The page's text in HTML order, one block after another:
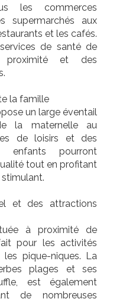
les commerces
supermarchés aux
et les cafés.
de santé de
proximité et des
la famille
un large éventail
la maternelle au
de loisirs et des
enfants pourront
tout en profitant
et des attractions
à proximité de
pour les activités
pique-niques. La
plages et ses
est également
de nombreuses